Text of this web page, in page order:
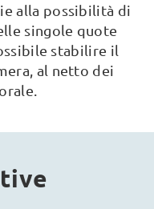
alla possibilità di
singole quote
stabilire il
al netto dei